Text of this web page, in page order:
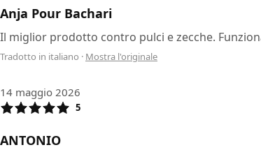
Anja Pour Bachari
Il miglior prodotto contro pulci e zecche.
Tradotto in italiano · Mostra l'originale
14 maggio 2026
5
ANTONIO